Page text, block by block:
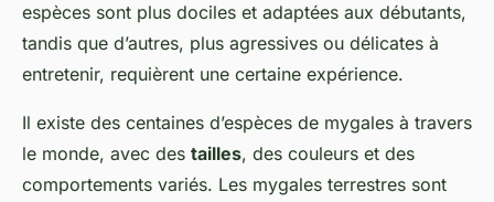
espèces sont plus dociles et adaptées aux débutants,
tandis que d’autres, plus agressives ou délicates à
entretenir, requièrent une certaine expérience.
Il existe des centaines d’espèces de mygales à travers
le monde, avec des tailles, des couleurs et des
comportements variés. Les mygales terrestres sont